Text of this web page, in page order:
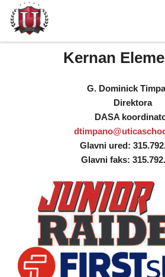
Kernan
G. Dominick
Direktora
DASA
Glavni ured:
Glavni faks: